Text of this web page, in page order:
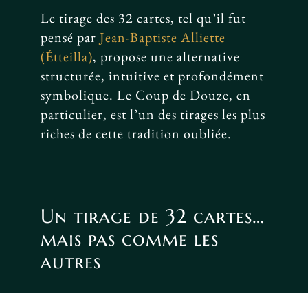
Le tirage des 32 cartes, tel qu’il fut
pensé parJean-Baptiste Alliette
(Étteilla), propose une alternative
structurée, intuitive et profondément
symbolique. Le Coup de Douze, en
particulier, est l’un des tirages les plus
riches de cette tradition oubliée.
Un tirage de 32 cartes…
mais pas comme les
autres